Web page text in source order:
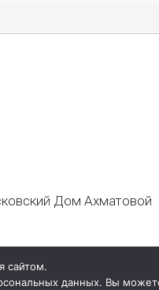
Дом Ахматовой
сайтом.
данных. Вы